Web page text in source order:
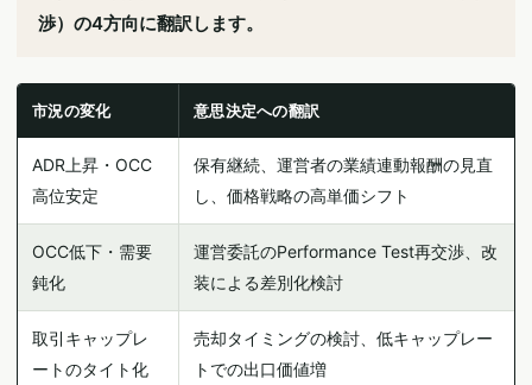
渉）の4方向に翻訳します。
市況の変化 意思決定への翻訳
ADR上昇・OCC
高位安定
保有継続、運営者の業績連動報酬の見直
し、価格戦略の高単価シフト
OCC低下・需要
鈍化
運営委託のPerformance Test再交渉、改
装による差別化検討
取引キャップレ
ートのタイト化
売却タイミングの検討、低キャップレー
トでの出口価値増